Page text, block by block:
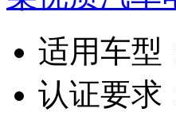
适用车型
认证要求